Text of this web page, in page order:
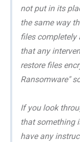
not put in its
the same way
files completely
that any
restore files
Ransomware"
If you look
that something
have any